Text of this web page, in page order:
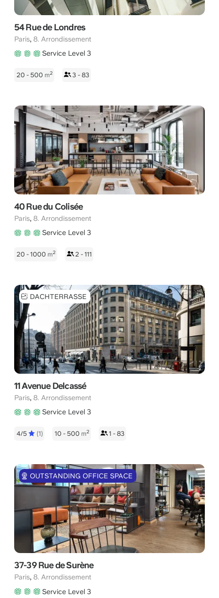
54 Rue de Londres
Paris, 8. Arrondissement
Service Level 3
20 - 500 m2 3 - 83
40 Rue du Colisée
Paris, 8. Arrondissement
Service Level 3
20 - 1000 m2 2 - 111
DACHTERRASSE
11 Avenue Delcassé
Paris, 8. Arrondissement
Service Level 3
4/5 (1) 10 - 500 m2 1 - 83
OUTSTANDING OFFICE SPACE
37-39 Rue de Surène
Paris, 8. Arrondissement
Service Level 3